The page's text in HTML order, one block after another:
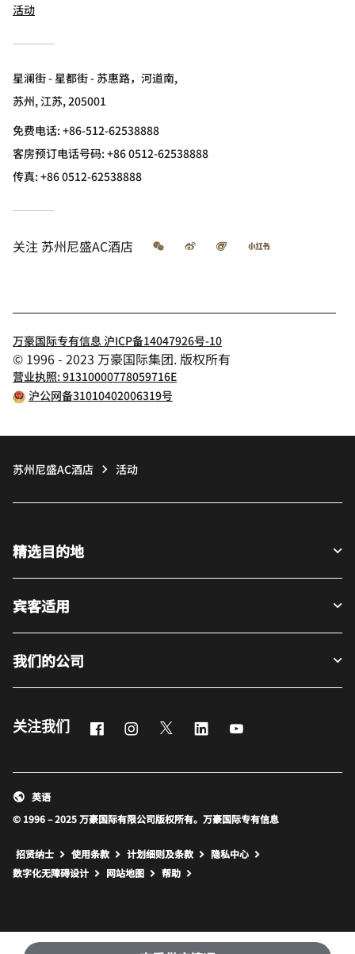
活动
星澜街 - 星都街 - 苏惠路，河道南,
苏州, 江苏, 205001
免费电话:+86-512-62538888
客房预订电话号码: +86 0512-62538888
传真:+86 0512-62538888
关注 苏州尼盛AC酒店 微信 微博 飞猪 小红书
万豪国际专有信息 沪ICP备14047926号-10
© 1996 - 2023 万豪国际集团. 版权所有
营业执照: 91310000778059716E
沪公网备31010402006319号
苏州尼盛AC酒店 活动
精选目的地
宾客适用
我们的公司
关注我们 FacebookInstagram
Twitter LinkedIn
© 1996 – 2025 万豪国际有限公司版权所有。万豪国际专有信息
英语
招贤纳士 使用条款 计划细则及条款
隐私中心
数字化无障碍设计
网站地图 打开新窗口
帮助